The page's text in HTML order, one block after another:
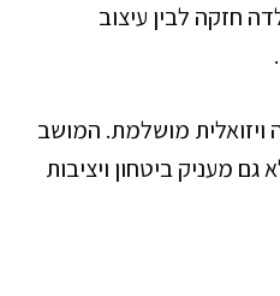
חזקה לבין עיצוב
ויזואלית מושלמת. המושב
גם מעניק ביטחון ויציבות